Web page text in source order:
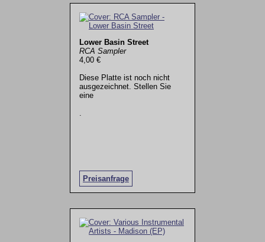
Lower Basin Street
RCA Sampler
4,00 €
Diese Platte ist noch nicht
ausgezeichnet. Stellen Sie
eine
Preisanfrage
.